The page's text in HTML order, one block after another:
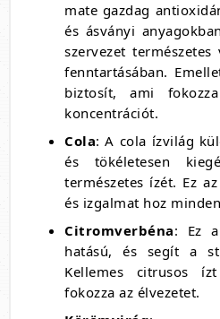
mate gazdag
és ásványi
szervezet természetes
fenntartásában.
biztosít, ami
koncentrációt.
Cola: A cola ízvilág
és tökéletesen
természetes ízét. Ez
és izgalmat hoz
Citromverbéna: Ez
hatású, és segít a
Kellemes citrusos
fokozza az élvezetet.